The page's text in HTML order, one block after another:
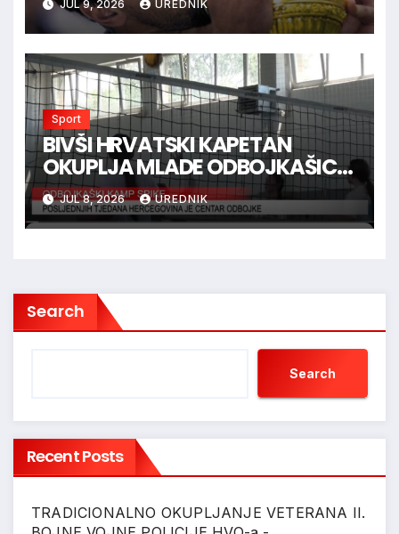
JUL 9, 2026 UREDNIK
Sport
BIVŠI HRVATSKI KAPETAN
OKUPLJA MLADE ODBOJKAŠICE
U HERCEGOVINI
JUL 8, 2026 UREDNIK
Search
Search
Recent Posts
TRADICIONALNO OKUPLJANJE VETERANA II.